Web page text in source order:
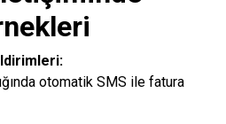
otomatik SMS ile fatura